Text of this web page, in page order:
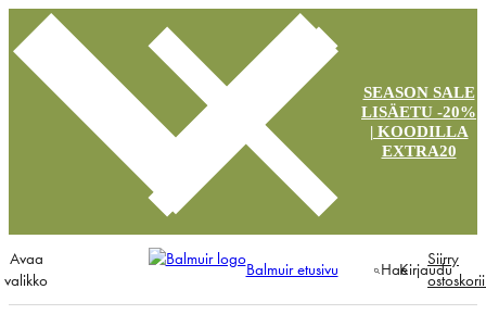
SEASON SALE
LISÄETU -20%
| KOODILLA
EXTRA20
Avaa
valikko
Balmuir etusivu HaeKirjaudu
Siirry